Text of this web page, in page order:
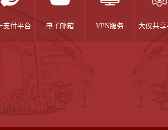
支付平台 电子邮箱 VPN服务 大仪共享